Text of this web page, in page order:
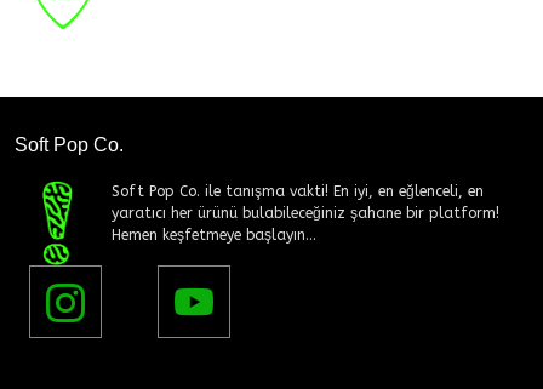
Soft Pop Co.
Soft Pop Co. ile tanışma vakti! En iyi, en eğlenceli, en
yaratıcı her ürünü bulabileceğiniz şahane bir platform!
Hemen keşfetmeye başlayın...